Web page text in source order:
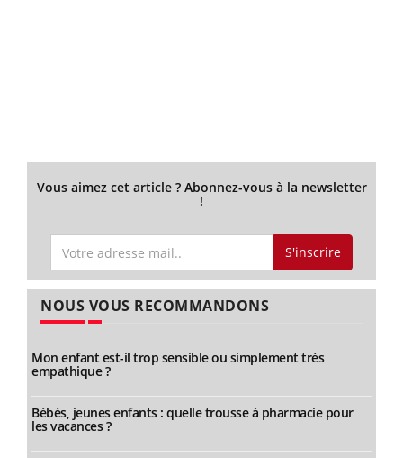
Vous aimez cet article ? Abonnez-vous à la newsletter
!
S'inscrire
NOUS VOUS RECOMMANDONS
Mon enfant est-il trop sensible ou simplement très
empathique ?
Bébés, jeunes enfants : quelle trousse à pharmacie pour
les vacances ?